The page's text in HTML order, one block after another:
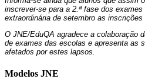
inscrever-se para a 2.ª fase dos
extraordinária de setembro as inscrições
O JNE/EduQA agradece a colaboração
de exames das escolas e apresenta as
afetados por estes lapsos.
Modelos JNE